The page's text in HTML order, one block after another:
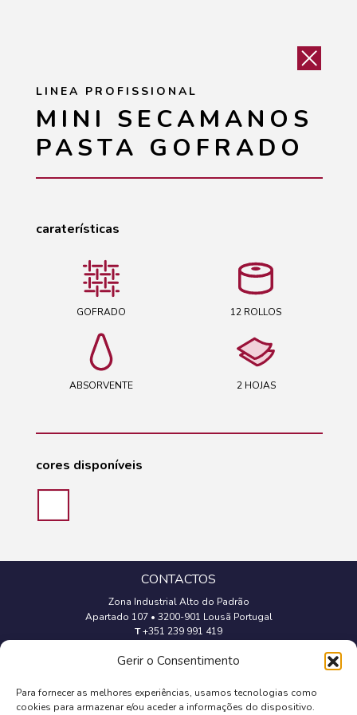
Gerir o Consentimento
Para fornecer as melhores experiências, usamos tecnologias como
cookies para armazenar e/ou aceder a informações do dispositivo.
LINEA PROFISSIONAL
MINI SECAMANOS
PASTA GOFRADO
caraterísticas
GOFRADO 12 ROLLOS
ABSORVENTE 2 HOJAS
cores disponíveis
CONTACTOS
Zona Industrial Alto do Padrão
Apartado 107 • 3200-901 Lousã Portugal
T+351 239 991 419
(Chamada para a rede fixa nacional)
geral@trevipapel.com